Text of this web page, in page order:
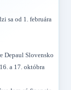
sa od 1. februára
Depaul Slovensko
a 17. októbra